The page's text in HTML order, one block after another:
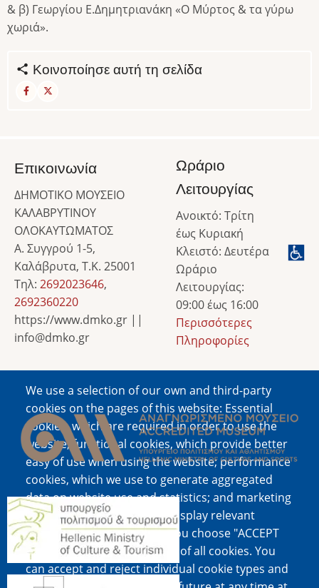
& β) Γεωργίου Ε.Δημητριανάκη «Ο Μύρτος & τα γύρω
χωριά».
Κοινοποίησε αυτή τη σελίδα
We use a selection of our own and third-party
cookies on the pages of this website: Essential
cookies, which are required in order to use the
website; functional cookies, which provide better
easy of use when using the website; performance
cookies, which we use to generate aggregated
data on website use and statistics; and marketing
cookies, which are used to display relevant
content and advertising. If you choose "ACCEPT
ALL", you consent to the use of all cookies. You
can accept and reject individual cookie types and
Επικοινωνία
ΔΗΜΟΤΙΚΟ ΜΟΥΣΕΙΟ
ΚΑΛΑΒΡΥΤΙΝΟΥ
ΟΛΟΚΑΥΤΩΜΑΤΟΣ
Α. Συγγρού 1-5,
Καλάβρυτα, Τ.Κ. 25001
Τηλ: 2692023646,
2692360220
https://www.dmko.gr ||
info@dmko.gr
Ωράριο
Λειτουργίας
Ανοικτό: Τρίτη
έως Κυριακή
Κλειστό: Δευτέρα
Ωράριο
Λειτουργίας:
09:00 έως 16:00
Περισσότερες
Πληροφορίες
Image
Image
Image